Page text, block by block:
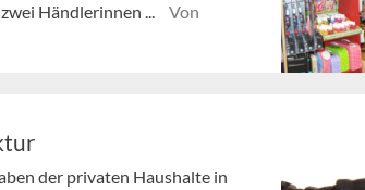
Händlerinnen ...
Von
der privaten Haushalte in